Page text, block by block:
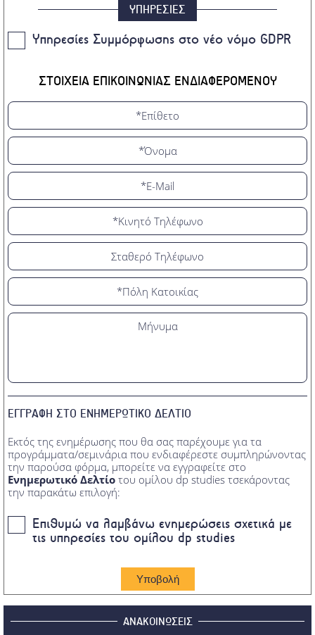
ΥΠΗΡΕΣΙΕΣ
Υπηρεσίες Συμμόρφωσης στο νέο νόμο GDPR
ΣΤΟΙΧΕΙΑ ΕΠΙΚΟΙΝΩΝΙΑΣ ΕΝΔΙΑΦΕΡΟΜΕΝΟΥ
ΕΓΓΡΑΦΗ ΣΤΟ ΕΝΗΜΕΡΩΤΙΚΟ ΔΕΛΤΙΟ
Εκτός της ενημέρωσης που θα σας παρέχουμε για τα
προγράμματα/σεμινάρια που ενδιαφέρεστε συμπληρώνοντας
την παρούσα φόρμα, μπορείτε να εγγραφείτε στο
Ενημερωτικό Δελτίο του ομίλου dp studies τσεκάροντας
την παρακάτω επιλογή:
Επιθυμώ να λαμβάνω ενημερώσεις σχετικά με
τις υπηρεσίες του ομίλου dp studies
ΑΝΑΚΟΙΝΩΣΕΙΣ